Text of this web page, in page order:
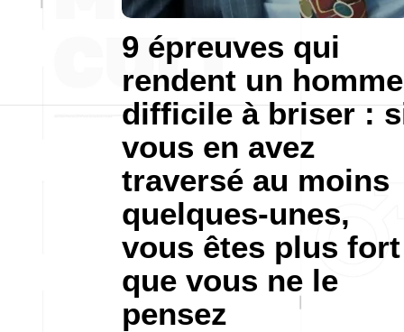
9 épreuves qui
rendent un homme
difficile à briser :
vous en avez
traversé au moins
quelques-unes,
vous êtes plus fort
que vous ne le
pensez